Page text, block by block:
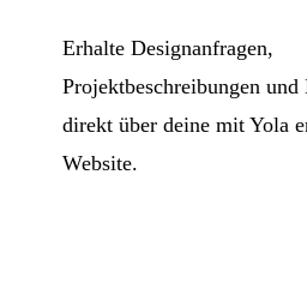
Erhalte Designanfragen,
Projektbeschreibungen und
direkt über deine mit Yola
Website.